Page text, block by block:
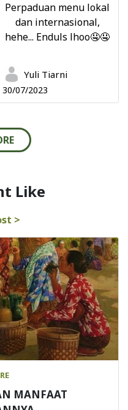
Perpaduan menu lokal
dan internasional,
hehe... Enduls lhoo🤤🤤
Yuli Tiarni
30/07/2023
Like
>
MANFAAT